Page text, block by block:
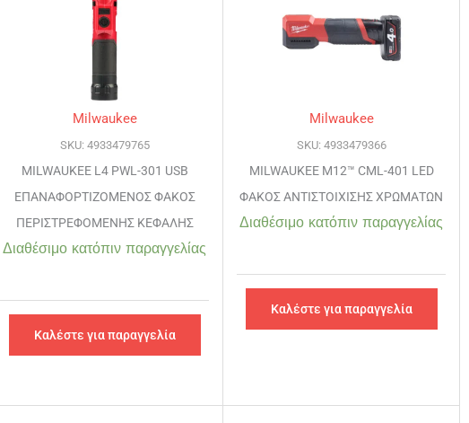
Milwaukee
SKU: 4933479765
MILWAUKEE L4 PWL-301 USB
ΕΠΑΝΑΦΟΡΤΙΖΟΜΕΝΟΣ ΦΑΚΟΣ
ΠΕΡΙΣΤΡΕΦΟΜΕΝΗΣ ΚΕΦΑΛΗΣ
Διαθέσιμο κατόπιν παραγγελίας
Καλέστε για παραγγελία
Milwaukee
SKU: 4933479366
MILWAUKEE M12™ CML-401 LED
ΦΑΚΟΣ ΑΝΤΙΣΤΟΙΧΙΣΗΣ ΧΡΩΜΑΤΩΝ
Διαθέσιμο κατόπιν παραγγελίας
Καλέστε για παραγγελία